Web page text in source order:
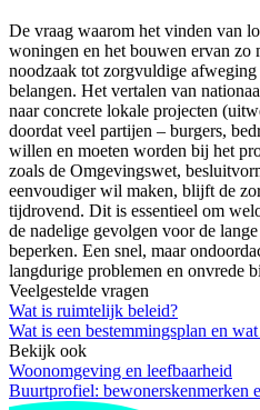
De vraag waarom het vinden van
woningen en het bouwen ervan
noodzaak tot zorgvuldige
belangen. Het vertalen van
naar concrete lokale projecten
doordat veel partijen – burgers,
willen en moeten worden bij het
zoals de Omgevingswet,
eenvoudiger wil maken, blijft de
tijdrovend. Dit is essentieel om
de nadelige gevolgen voor de
beperken. Een snel, maar
langdurige problemen en onvrede
Veelgestelde vragen
Wat is ruimtelijk beleid?
Wat is een bestemmingsplan en
Bekijk ook
Woonomgeving en leefbaarheid
Buurtprofiel: bewonerskenmerken